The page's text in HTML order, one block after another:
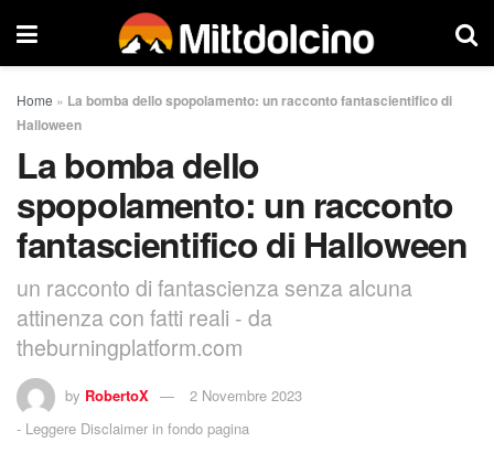
Home » La bomba dello spopolamento: un racconto fantascientifico di
Halloween
La bomba dello
spopolamento: un racconto
fantascientifico di Halloween
un racconto di fantascienza senza alcuna
attinenza con fatti reali - da
theburningplatform.com
by RobertoX
2 Novembre 2023
- Leggere Disclaimer in fondo pagina